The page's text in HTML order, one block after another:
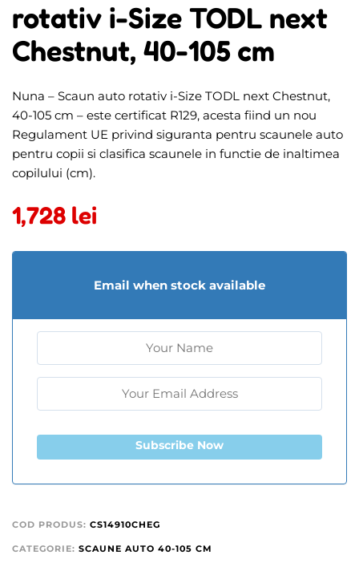
rotativ i-Size TODL next
Chestnut, 40-105 cm
Nuna – Scaun auto rotativ i-Size TODL next Chestnut,
40-105 cm – este certificat R129, acesta fiind un nou
Regulament UE privind siguranta pentru scaunele auto
pentru copii si clasifica scaunele in functie de inaltimea
copilului (cm).
1,728 lei
Email when stock available
Subscribe Now
COD PRODUS: CS14910CHEG
CATEGORIE: SCAUNE AUTO 40-105 CM